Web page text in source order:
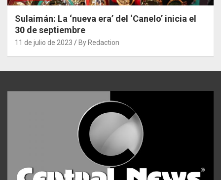
Sulaimán: La ‘nueva era’ del ‘Canelo’ inicia el
30 de septiembre
11 de julio de 2023 By Redaction